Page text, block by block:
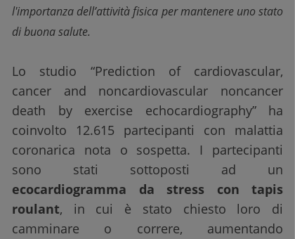
l'importanza dell’attività fisica per mantenere uno stato
di buona salute.
Lo studio “Prediction of cardiovascular,
cancer and noncardiovascular noncancer
death by exercise echocardiography” ha
coinvolto 12.615 partecipanti con malattia
coronarica nota o sospetta. I partecipanti
sono stati sottoposti ad un
ecocardiogramma da stress con tapis
roulant, in cui è stato chiesto loro di
camminare o correre, aumentando